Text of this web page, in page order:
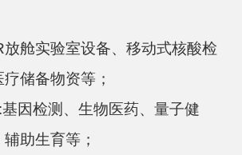
放舱实验室设备、移动式核酸检
储备物资等；
:基因检测、生物医药、量子健
助生育等；